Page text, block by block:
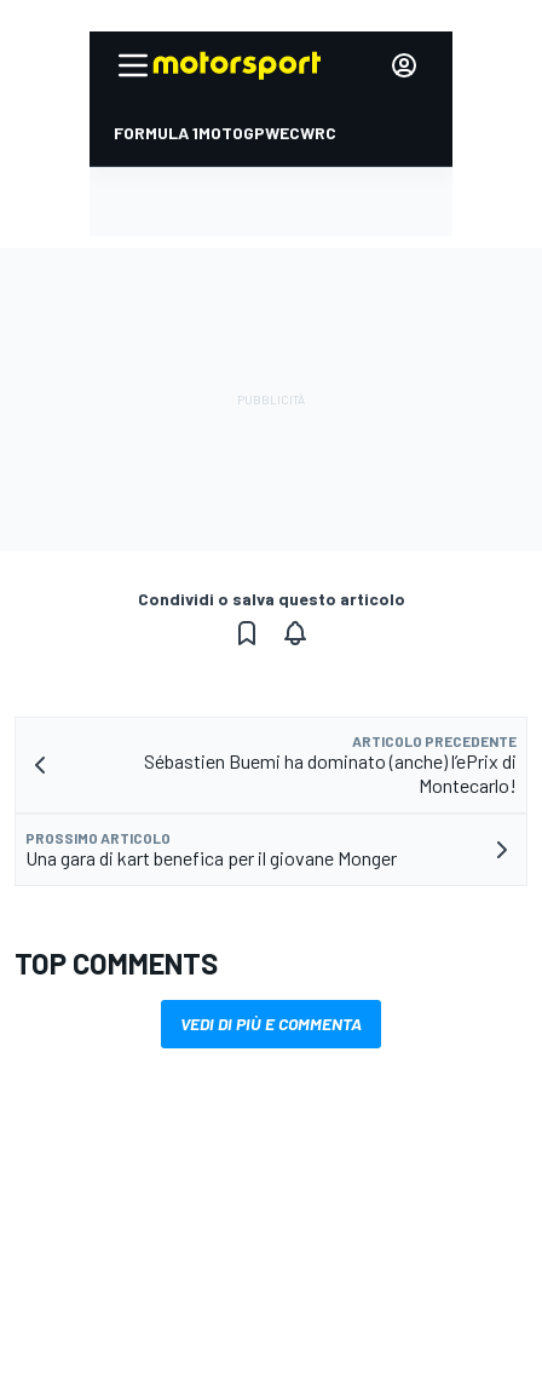
Condividi o salva questo articolo
ARTICOLO PRECEDENTE
Sébastien Buemi ha dominato (anche) l’ePrix di
Montecarlo!
PROSSIMO ARTICOLO
Una gara di kart benefica per il giovane Monger
TOP COMMENTS
VEDI DI PIÙ E COMMENTA